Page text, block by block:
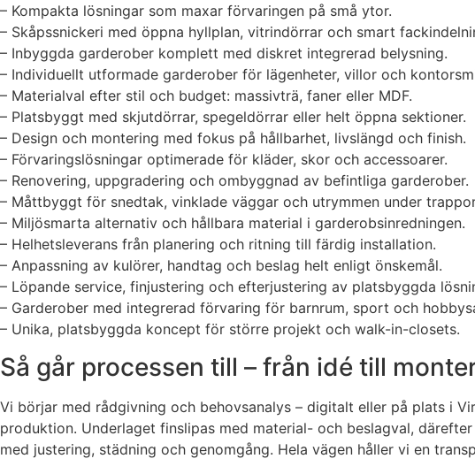
– Kompakta lösningar som maxar förvaringen på små ytor.
– Skåpssnickeri med öppna hyllplan, vitrindörrar och smart
– Inbyggda garderober komplett med diskret integrerad belysning.
– Individuellt utformade garderober för lägenheter, villor och
– Materialval efter stil och budget: massivträ, faner eller MDF.
– Platsbyggt med skjutdörrar, spegeldörrar eller helt öppna sektioner.
– Design och montering med fokus på hållbarhet, livslängd och finish.
– Förvaringslösningar optimerade för kläder, skor och accessoarer.
– Renovering, uppgradering och ombyggnad av befintliga garderober.
– Måttbyggt för snedtak, vinklade väggar och utrymmen under
– Miljösmarta alternativ och hållbara material i garderobsinredningen.
– Helhetsleverans från planering och ritning till färdig installation.
– Anpassning av kulörer, handtag och beslag helt enligt önskemål.
– Löpande service, finjustering och efterjustering av platsbyggda
– Garderober med integrerad förvaring för barnrum, sport och
– Unika, platsbyggda koncept för större projekt och walk-in-closets.
Så går processen till – från idé till
Vi börjar med rådgivning och behovsanalys – digitalt eller på plats i
produktion. Underlaget finslipas med material- och beslagval,
med justering, städning och genomgång. Hela vägen håller vi en